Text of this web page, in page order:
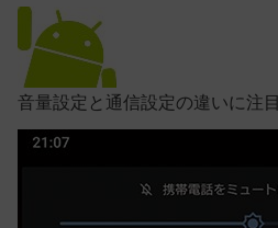
音量設定と通信設定の違いに注目